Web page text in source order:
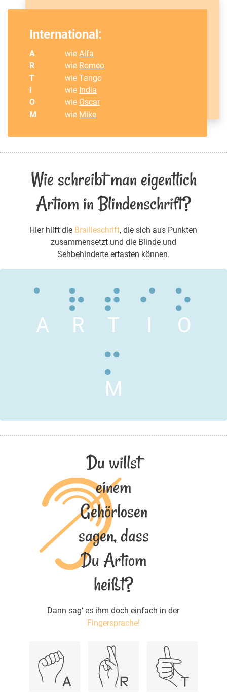
International:
A wieAlfa
R
wie Romeo
T
wie Tango
I
wie India
O
wie Oscar
M
wie Mike
Wie schreibt man eigentlich
Artiom in Blindenschrift?
Hier hilft die Brailleschrift, die sich aus Punkten
zusammensetzt und die Blinde und
Sehbehinderte ertasten können.
A R T I O
M
Du willst
einem
Gehörlosen
sagen, dass
Du Artiom
heißt?
Dann sag‘ es ihm doch einfach in der
Fingersprache!